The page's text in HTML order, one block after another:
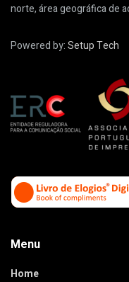
norte, área geográfica de
Powered by:Setup Tech
Menu
Home